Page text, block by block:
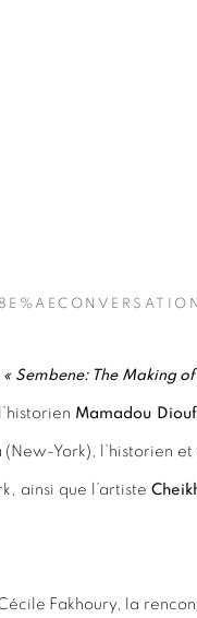
« Sembene: The Making
Mamadou
(New-York), l’historien et
ainsi que l’artiste
Fakhoury, la